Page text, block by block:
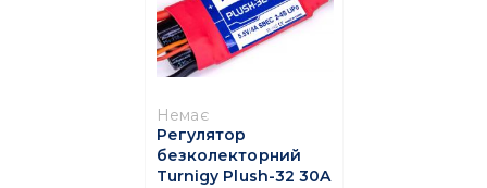
Немає
Регулятор
безколекторний
Turnigy Plush-32 30A